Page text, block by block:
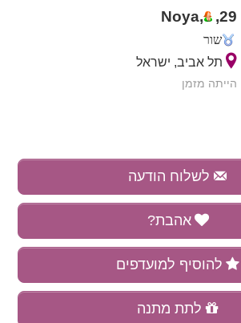
Noya, ,29
שור
תל אביב, ישראל
הייתה מזמן
לשלוח הודעה
אהבת?
להוסיף למועדפים
לתת מתנה